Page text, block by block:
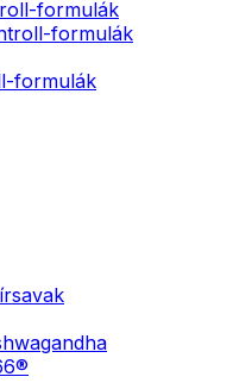
formulák
formulák
formulák